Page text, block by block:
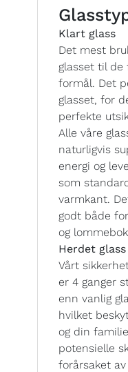
Klart glass
Det mest
glasset til de
formål. Det
glasset, for
perfekte
Alle våre
naturligvis
energi og
som
varmkant.
godt både
og
Herdet glass
Vårt
er 4 ganger
enn vanlig
hvilket
og din
potensielle
forårsaket